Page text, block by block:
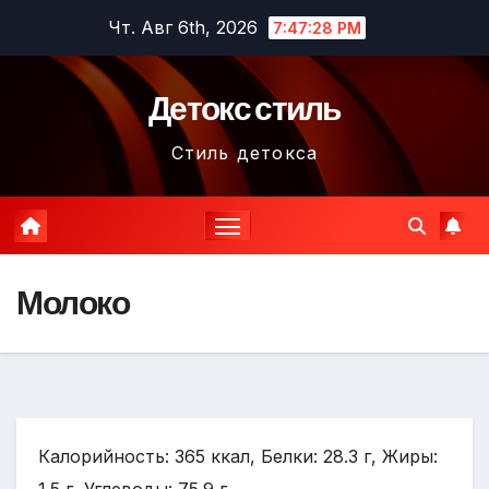
содержимому
Чт. Авг 6th, 2026 7:47:29 PM
Детокс стиль
Стиль детокса
Молоко
Калорийность: 365 ккал, Белки: 28.3 г, Жиры: